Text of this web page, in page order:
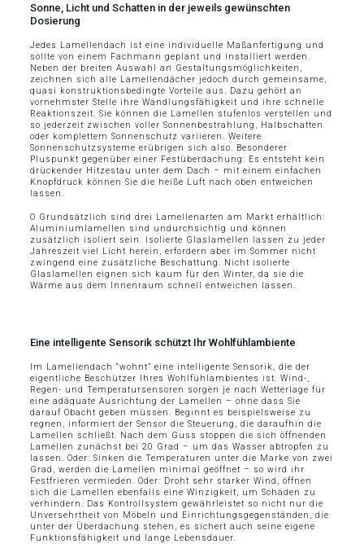
Sonne, Licht und Schatten in der jeweils gewünschten
Dosierung
Jedes Lamellendach ist eine individuelle Maßanfertigung und
sollte von einem Fachmann geplant und installiert werden.
Neben der breiten Auswahl an Gestaltungsmöglichkeiten,
zeichnen sich alle Lamellendächer jedoch durch gemeinsame,
quasi konstruktionsbedingte Vorteile aus. Dazu gehört an
vornehmster Stelle ihre Wandlungsfähigkeit und ihre schnelle
Reaktionszeit. Sie können die Lamellen stufenlos verstellen und
so jederzeit zwischen voller Sonnenbestrahlung, Halbschatten
oder komplettem Sonnenschutz variieren. Weitere
Sonnenschutzsysteme erübrigen sich also. Besonderer
Pluspunkt gegenüber einer Festüberdachung: Es entsteht kein
drückender Hitzestau unter dem Dach – mit einem einfachen
Knopfdruck können Sie die heiße Luft nach oben entweichen
lassen.
O Grundsätzlich sind drei Lamellenarten am Markt erhältlich:
Aluminiumlamellen sind undurchsichtig und können
zusätzlich isoliert sein. Isolierte Glaslamellen lassen zu jeder
Jahreszeit viel Licht herein, erfordern aber im Sommer nicht
zwingend eine zusätzliche Beschattung. Nicht isolierte
Glaslamellen eignen sich kaum für den Winter, da sie die
Wärme aus dem Innenraum schnell entweichen lassen.
Eine intelligente Sensorik schützt Ihr Wohlfühlambiente
Im Lamellendach “wohnt” eine intelligente Sensorik, die der
eigentliche Beschützer Ihres Wohlfühlambientes ist. Wind-,
Regen- und Temperatursensoren sorgen je nach Wetterlage für
eine adäquate Ausrichtung der Lamellen – ohne dass Sie
darauf Obacht geben müssen. Beginnt es beispielsweise zu
regnen, informiert der Sensor die Steuerung, die daraufhin die
Lamellen schließt. Nach dem Guss stoppen die sich öffnenden
Lamellen zunächst bei 20 Grad – um das Wasser abtropfen zu
lassen. Oder: Sinken die Temperaturen unter die Marke von zwei
Grad, werden die Lamellen minimal geöffnet – so wird ihr
Festfrieren vermieden. Oder: Droht sehr starker Wind, öffnen
sich die Lamellen ebenfalls eine Winzigkeit, um Schäden zu
verhindern. Das Kontrollsystem gewährleistet so nicht nur die
Unversehrtheit von Möbeln und Einrichtungsgegenständen, die
unter der Überdachung stehen, es sichert auch seine eigene
Funktionsfähigkeit und lange Lebensdauer.